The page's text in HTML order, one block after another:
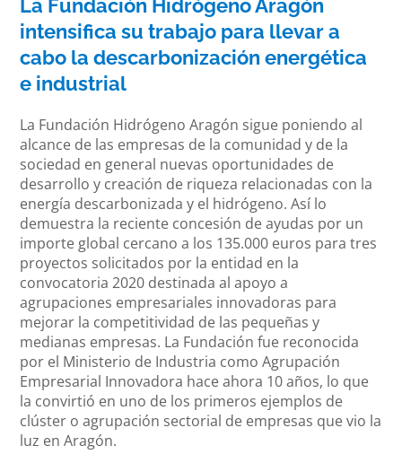
La Fundación Hidrógeno Aragón
intensifica su trabajo para llevar a
cabo la descarbonización energética
e industrial
La Fundación Hidrógeno Aragón sigue poniendo al
alcance de las empresas de la comunidad y de la
sociedad en general nuevas oportunidades de
desarrollo y creación de riqueza relacionadas con la
energía descarbonizada y el hidrógeno. Así lo
demuestra la reciente concesión de ayudas por un
importe global cercano a los 135.000 euros para tres
proyectos solicitados por la entidad en la
convocatoria 2020 destinada al apoyo a
agrupaciones empresariales innovadoras para
mejorar la competitividad de las pequeñas y
medianas empresas. La Fundación fue reconocida
por el Ministerio de Industria como Agrupación
Empresarial Innovadora hace ahora 10 años, lo que
la convirtió en uno de los primeros ejemplos de
clúster o agrupación sectorial de empresas que vio la
luz en Aragón.